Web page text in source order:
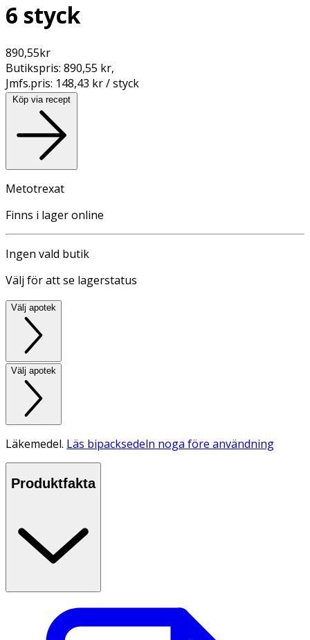
6 styck
890,55kr
Butikspris: 890,55 kr,
Jmfs.pris: 148,43 kr / styck
Köp via recept
Metotrexat
Finns i lager online
Ingen vald butik
Välj för att se lagerstatus
Välj apotek
Välj apotek
Läkemedel. Läs bipacksedeln noga före användning
Produktfakta